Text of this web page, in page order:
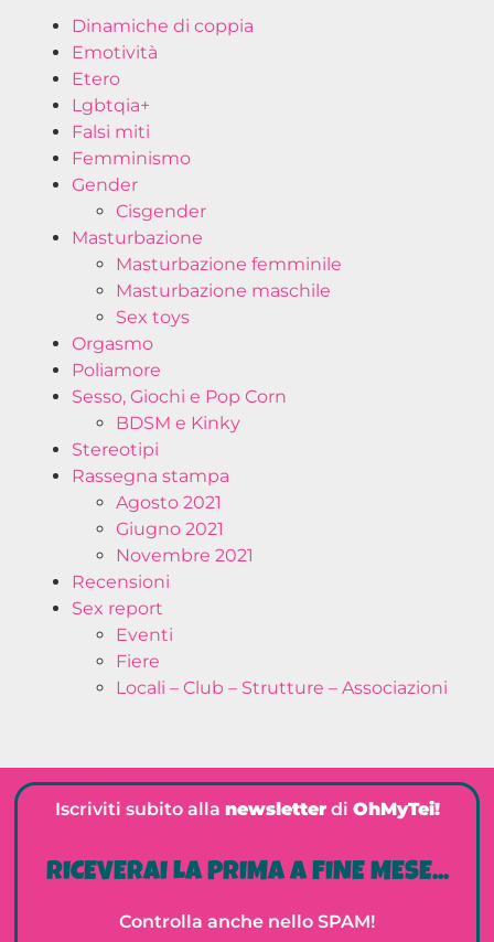
Dinamiche di coppia
Emotività
Etero
Lgbtqia+
Falsi miti
Femminismo
Gender
Cisgender
Masturbazione
Masturbazione femminile
Masturbazione maschile
Sex toys
Orgasmo
Poliamore
Sesso, Giochi e Pop Corn
BDSM e Kinky
Stereotipi
Rassegna stampa
Agosto 2021
Giugno 2021
Novembre 2021
Recensioni
Sex report
Eventi
Fiere
Locali – Club – Strutture – Associazioni
Iscriviti subito alla newsletterdi OhMyTei!
RICEVERAI LA PRIMA A FINE MESE...
Controlla anche nello SPAM!